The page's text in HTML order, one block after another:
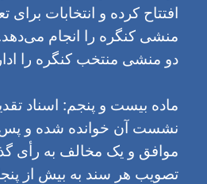
افتتاح کرده و انتخابات برای
منشی کنگره را انجام
دو منشی منتخب کنگره را
ماده بیست و پنجم: اسناد
نشست آن خوانده شده و پس
موافق و یک مخالف به رأی
تصویب هر سند به بیش از